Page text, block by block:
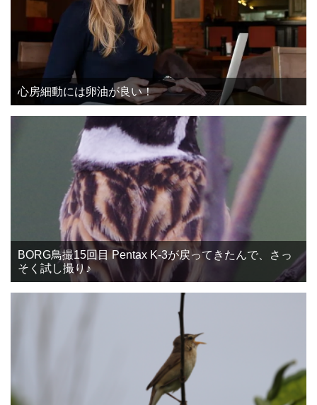
心房細動には卵油が良い！
BORG鳥撮15回目 Pentax K-3が戻ってきたんで、さっ
そく試し撮り♪